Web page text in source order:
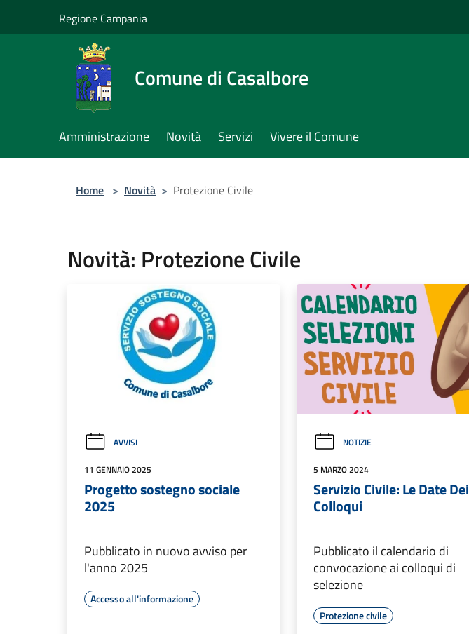
Regione Campania
Comune di Casalbore
Amministrazione Novità Servizi Vivere il Comune
Home > Novità > Protezione Civile
Novità: Protezione Civile
AVVISI
11 GENNAIO 2025
Progetto sostegno sociale
2025
Pubblicato in nuovo avviso per
l'anno 2025
Accesso all'informazione
NOTIZIE
5 MARZO 2024
Servizio Civile: Le Date Dei
Colloqui
Pubblicato il calendario di
convocazione ai colloqui di
selezione
Protezione civile